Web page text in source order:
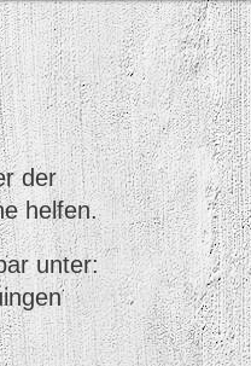
der
helfen.
unter: